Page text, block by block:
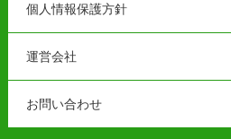
個人情報保護方針
運営会社
お問い合わせ